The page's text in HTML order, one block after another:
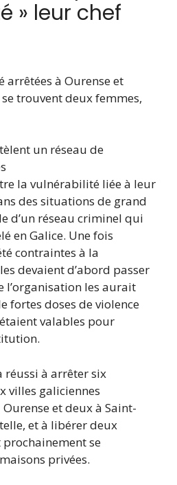
» leur chef
arrêtées à Ourense et
trouvent deux femmes,
un réseau de
la vulnérabilité liée à leur
des situations de grand
d’un réseau criminel qui
en Galice. Une fois
contraintes à la
devaient d’abord passer
l’organisation les aurait
fortes doses de violence
valables pour
réussi à arrêter six
villes galiciennes
et deux à Saint-
et à libérer deux
se
privées.